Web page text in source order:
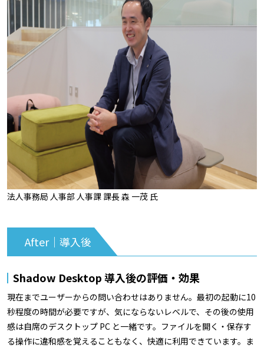
法人事務局 人事部 人事課 課長 森 一茂 氏
After｜導入後
Shadow Desktop 導入後の評価・効果
現在までユーザーからの問い合わせはありません。最初の起動に10
秒程度の時間が必要ですが、気にならないレベルで、その後の使用
感は自席のデスクトップ PC と一緒です。ファイルを開く・保存す
る操作に違和感を覚えることもなく、快適に利用できています。ま